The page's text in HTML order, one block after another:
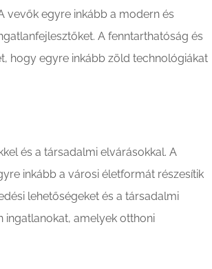
vevők egyre inkább a modern és
A fenntarthatóság és
hogy egyre inkább zöld technológiákat
és a társadalmi elvárásokkal. A
inkább a városi életformát részesítik
lehetőségeket és a társadalmi
ingatlanokat, amelyek otthoni